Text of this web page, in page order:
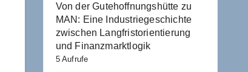
Von der Gutehoffnungshütte zu
MAN: Eine Industriegeschichte
zwischen Langfristorientierung
und Finanzmarktlogik
5 Aufrufe